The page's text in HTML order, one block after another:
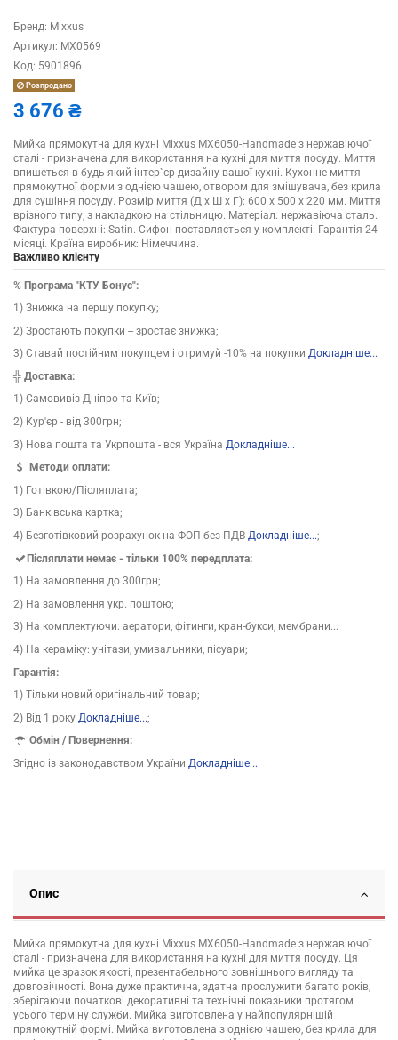
Бренд: Mixxus
Артикул: MX0569
Код: 5901896
Розпродано
3 676 ₴
Мийка прямокутна для кухні Mixxus MX6050-Handmade з нержавіючої
сталі - призначена для використання на кухні для миття посуду. Миття
впишеться в будь-який інтер`єр дизайну вашої кухні. Кухонне миття
прямокутної форми з однією чашею, отвором для змішувача, без крила
для сушіння посуду. Розмір миття (Д х Ш х Г): 600 х 500 х 220 мм. Миття
врізного типу, з накладкою на стільницю. Матеріал: нержавіюча сталь.
Фактура поверхні: Satin. Сифон поставляється у комплекті. Гарантія 24
місяці. Країна виробник: Німеччина.
Важливо клієнту
% Програма "КТУ Бонус":
1) Знижка на першу покупку;
2) Зростають покупки -- зростає знижка;
3) Ставай постійним покупцем і отримуй -10% на покупки Докладніше...
╬ Доставка:
1) Самовивіз Дніпро та Київ;
2) Кур'єр - від 300грн;
3) Нова пошта та Укрпошта - вся Україна Докладніше...
Методи оплати:
1) Готівкою/Післяплата;
3) Банківська картка;
4) Безготівковий розрахунок на ФОП без ПДВ Докладніше...;
Післяплати немає - тільки 100% передплата:
1) На замовлення до 300грн;
2) На замовлення укр. поштою;
3) На комплектуючи: аератори, фітинги, кран-букси, мембрани...
4) На кераміку: унітази, умивальники, пісуари;
Гарантія:
1) Тільки новий оригінальний товар;
2) Від 1 року Докладніше...;
Обмін / Повернення:
Згідно із законодавством України Докладніше...
Опис
Мийка прямокутна для кухні Mixxus MX6050-Handmade з нержавіючої
сталі - призначена для використання на кухні для миття посуду. Ця
мийка це зразок якості, презентабельного зовнішнього вигляду та
довговічності. Вона дуже практична, здатна прослужити багато років,
зберігаючи початкові декоративні та технічні показники протягом
усього терміну служби. Мийка виготовлена у найпопулярнішій
прямокутній формі. Мийка виготовлена з однією чашею, без крила для